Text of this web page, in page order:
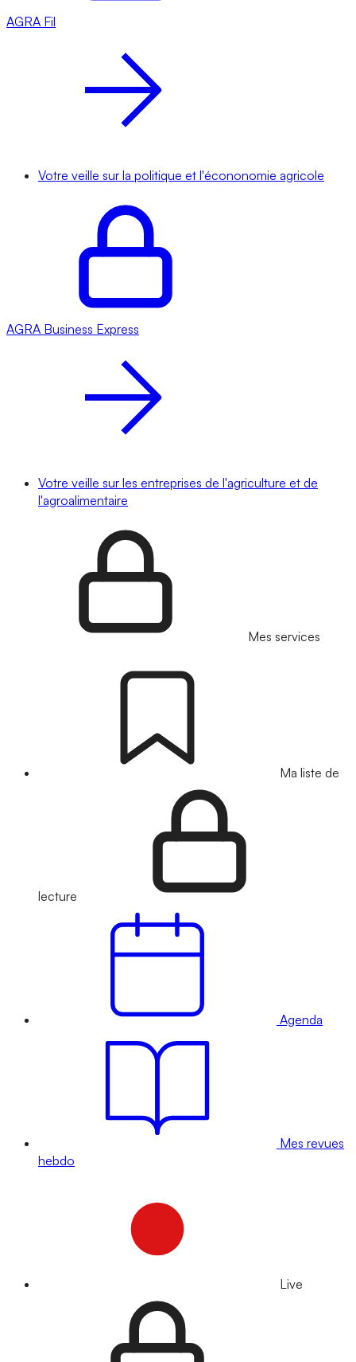
AGRA Fil
Votre veille sur la politique et l'écononomie agricole
AGRA Business Express
Votre veille sur les entreprises de l'agriculture et de
l'agroalimentaire
Mes services
Ma liste de
lecture
Agenda
Mes revues
hebdo
Live